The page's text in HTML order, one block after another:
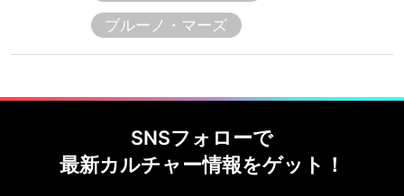
ブルーノ・マーズ
SNSフォローで
最新カルチャー情報をゲット！